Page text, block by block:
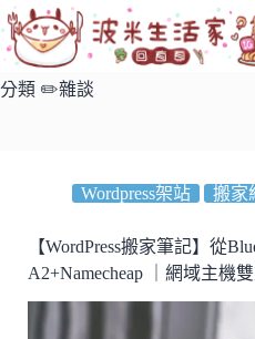
跳
至
主
要
分類 ✏️雜談
Wordpress架站 搬家
【WordPress搬家筆記】從
A2+Namecheap ｜網域主機